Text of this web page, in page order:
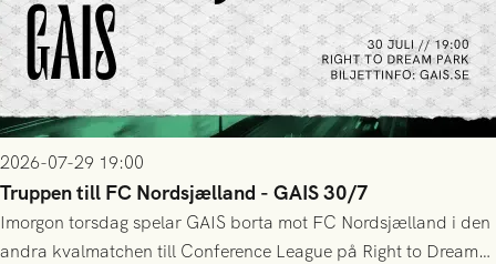
2026-07-29 19:00
Truppen till FC Nordsjælland - GAIS 30/7
Imorgon torsdag spelar GAIS borta mot FC Nordsjælland i den
andra kvalmatchen till Conference League på Right to Dream